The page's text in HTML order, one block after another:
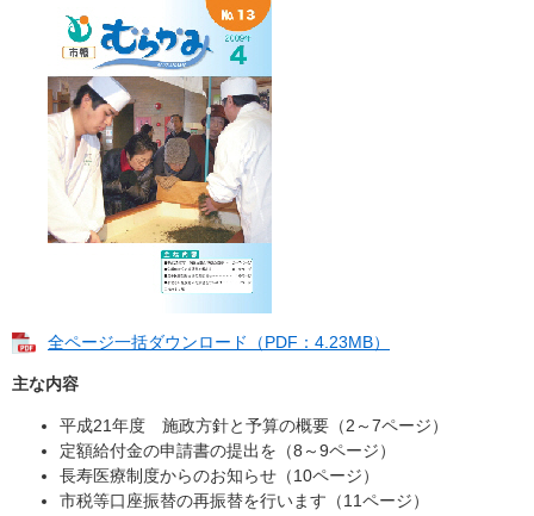
全ページ一括ダウンロード（PDF：4.23MB）
主な内容
平成21年度 施政方針と予算の概要（2～7ページ）
定額給付金の申請書の提出を（8～9ページ）
長寿医療制度からのお知らせ（10ページ）
市税等口座振替の再振替を行います（11ページ）